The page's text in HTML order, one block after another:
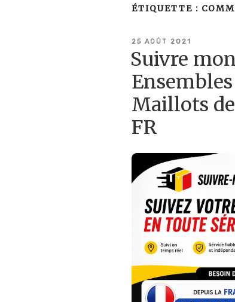
ÉTIQUETTE :
PUBLIÉ
25 AOÛT 2021
Suivre
Maillots
FR